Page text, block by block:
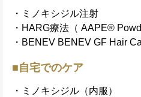
・ミノキシジル注射
・HARG療法（ AAPE®
・BENEV BENEV GF Hair
■自宅でのケア
・ミノキシジル（内服）